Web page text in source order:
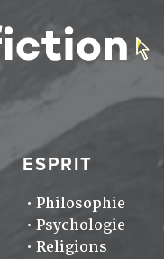
ESPRIT
Philosophie
Psychologie
Religions